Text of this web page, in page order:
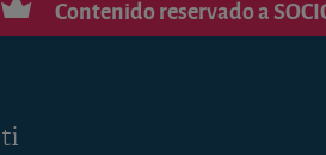
Contenido reservado a